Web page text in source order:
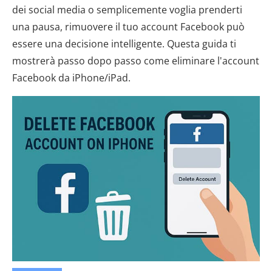
dei social media o semplicemente voglia prenderti
una pausa, rimuovere il tuo account Facebook può
essere una decisione intelligente. Questa guida ti
mostrerà passo dopo passo come eliminare l'account
Facebook da iPhone/iPad.